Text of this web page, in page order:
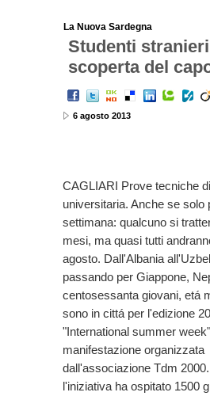
La Nuova Sardegna
Studenti
scoperta del
6 agosto 2013
CAGLIARI Prove tecniche
universitaria. Anche se solo
settimana: qualcuno si
mesi, ma quasi tutti
agosto. Dall'Albania
passando per Giappone,
centosessanta giovani, etá
sono in cittá per l'edizione
"International summer
manifestazione organizzata
dall'associazione Tdm
l'iniziativa ha ospitato 1500